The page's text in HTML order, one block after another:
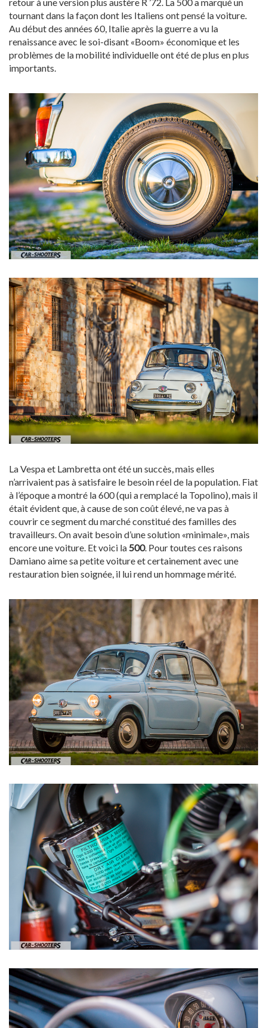
tournant dans la façon dont les Italiens ont pensé la voiture.
Au début des années 60, Italie après la guerre a vu la
renaissance avec le soi-disant «Boom» économique et les
problèmes de la mobilité individuelle ont été de plus en plus
importants.
La Vespa et Lambretta ont été un succès, mais elles
n’arrivaient pas à satisfaire le besoin réel de la population. Fiat
à l’époque a montré la 600 (qui a remplacé la Topolino), mais il
était évident que, à cause de son coût élevé, ne va pas à
couvrir ce segment du marché constitué des familles des
travailleurs. On avait besoin d’une solution «minimale», mais
encore une voiture. Et voici la 500. Pour toutes ces raisons
Damiano aime sa petite voiture et certainement avec une
restauration bien soignée, il lui rend un hommage mérité.